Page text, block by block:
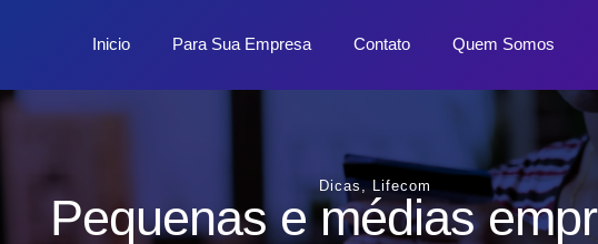
Inicio Para Sua Empresa Contato Quem Somos
Dicas,Lifecom
Pequenas e médias